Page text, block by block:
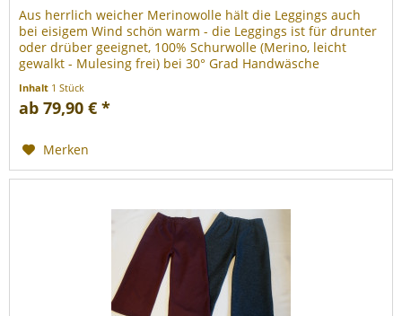
Aus herrlich weicher Merinowolle hält die Leggings auch
bei eisigem Wind schön warm - die Leggings ist für drunter
oder drüber geeignet, 100% Schurwolle (Merino, leicht
gewalkt - Mulesing frei) bei 30° Grad Handwäsche
Inhalt 1 Stück
ab 79,90 € *
Merken